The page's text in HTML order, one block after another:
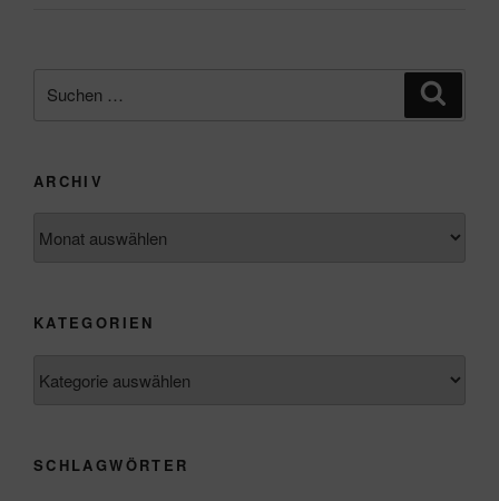
nach:
ARCHIV
KATEGORIEN
SCHLAGWÖRTER